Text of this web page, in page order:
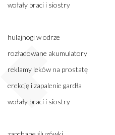
wołały braci i siostry
hulajnogi w odrze
rozładowane akumulatory
reklamy leków na prostatę
erekcję i zapalenie gardła
wołały braci i siostry